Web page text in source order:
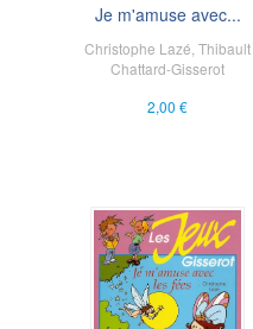
Je m'amuse avec...
Christophe Lazé Thibault
Chattard-Gisserot
2,00 €